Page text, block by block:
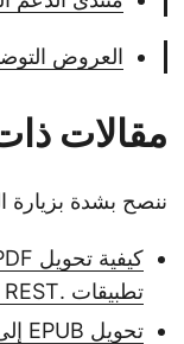
العروض
مقالات
ننصح بشدة بزيارة
تطبيقات .NET REST
تحويل EPUB إلى PDF باستخدام .NET REST API